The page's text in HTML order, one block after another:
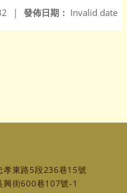
發佈日期： Invalid date
|
孝東路5段236巷15號
興街600巷107號-1